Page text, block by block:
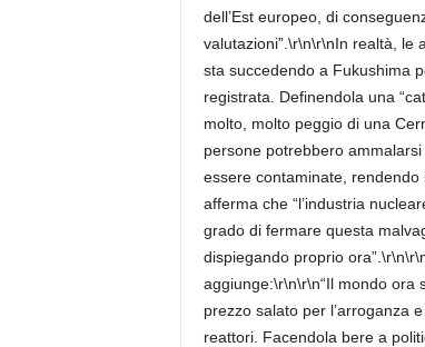
dell’Est europeo, di
valutazioni”.\r\n\r\nIn realtà, le
sta succedendo a Fukushima
registrata. Definendola una
molto, molto peggio di una
persone potrebbero
essere contaminate, rendendo
afferma che “l’industria
grado di fermare questa
dispiegando proprio
aggiunge:\r\n\r\n“Il mondo ora
prezzo salato per l’arroganza
reattori. Facendola bere a